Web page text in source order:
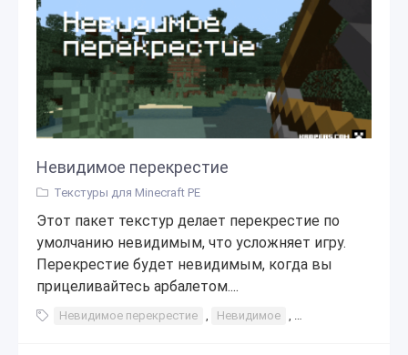
Невидимое перекрестие
Текстуры для Minecraft PE
Этот пакет текстур делает перекрестие по
умолчанию невидимым, что усложняет игру.
Перекрестие будет невидимым, когда вы
прицеливайтесь арбалетом....
Невидимое перекрестие , Невидимое , перекрестие